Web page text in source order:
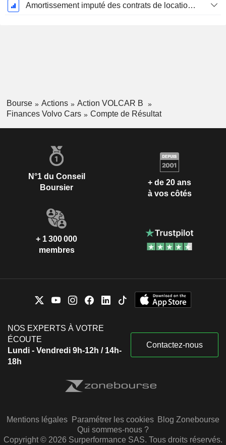
Amortissement imputé des contrats de location simple
Bourse Actions
Action VOLCAR B
Finances Volvo Cars
Compte de Résultat
N°1 du Conseil
Boursier
+ de 20 ans
à vos côtés
+ 1 300 000
membres
NOS EXPERTS À VOTRE
ÉCOUTE
Lundi - Vendredi 9h-12h / 14h-
18h
Contactez-nous
Mentions légales Paramétrer les cookies Blog Zonebourse
Qui sommes-nous ?
Copyright © 2026 Surperformance SAS. Tous droits réservés.